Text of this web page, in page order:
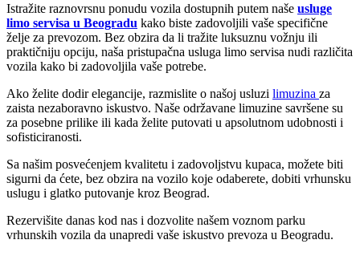
Istražite raznovrsnu ponudu vozila dostupnih putem naše usluge
limo servisa u Beogradu kako biste zadovoljili vaše specifične
želje za prevozom. Bez obzira da li tražite luksuznu vožnju ili
praktičniju opciju, naša pristupačna usluga limo servisa nudi različita
vozila kako bi zadovoljila vaše potrebe.
Ako želite dodir elegancije, razmislite o našoj usluzi limuzina za
zaista nezaboravno iskustvo. Naše održavane limuzine savršene su
za posebne prilike ili kada želite putovati u apsolutnom udobnosti i
sofisticiranosti.
Sa našim posvećenjem kvalitetu i zadovoljstvu kupaca, možete biti
sigurni da ćete, bez obzira na vozilo koje odaberete, dobiti vrhunsku
uslugu i glatko putovanje kroz Beograd.
Rezervišite danas kod nas i dozvolite našem voznom parku
vrhunskih vozila da unapredi vaše iskustvo prevoza u Beogradu.